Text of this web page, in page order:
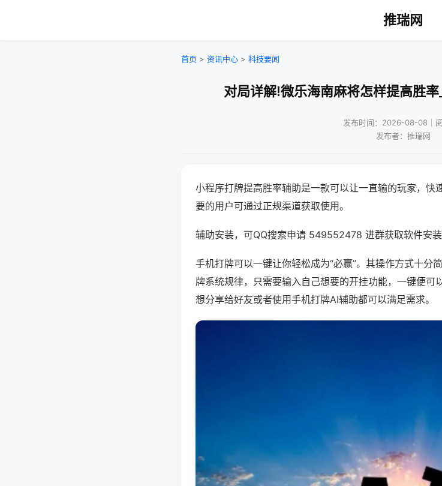
推瑞网
首页 > 资讯中心 > 科技要闻
对局详解!微乐海南麻将怎样提高胜
发布时间：2026-08-08｜
发布者：推瑞网
小程序打牌提高胜率辅助是一款可以让一直输的玩家，快
要的用户可通过正规渠道获取使用。
辅助安装，可QQ搜索申请 549552478 进群获取软件安
手机打牌可以一键让你轻松成为“必赢”。其操作方式十分
牌系统规律，只需要输入自己想要的开挂功能，一键便可
想分享给好友或者使用手机打牌AI辅助都可以满足需求。